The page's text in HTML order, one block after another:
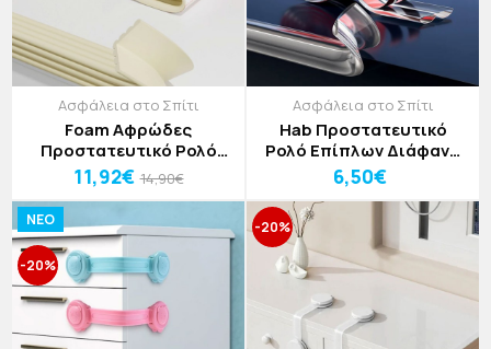
Ασφάλεια στο Σπίτι
Foam Αφρώδες
Προστατευτικό Ρολό
Επίπλων 200x19cm
11,92€ 14,90€
Ασφάλεια στο Σπίτι
Hab Προστατευτικό
Ρολό Επίπλων Διάφανο
200x2cm
6,50€
NEO
-20%
-20%